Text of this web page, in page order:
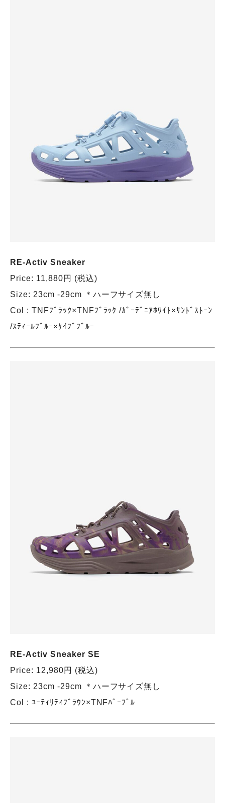
RE-Activ Sneaker
Price: 11,880円 (税込)
Size: 23cm -29cm ＊ハーフサイズ無し
Col : TNFﾌﾞﾗｯｸ×TNFﾌﾞﾗｯｸ /ｶﾞｰﾃﾞﾆｱﾎﾜｲﾄ×ｻﾝﾄﾞｽﾄｰﾝ
/ｽﾃｨｰﾙﾌﾞﾙｰ×ｹｲﾌﾞﾌﾞﾙｰ
RE-Activ Sneaker SE
Price: 12,980円 (税込)
Size: 23cm -29cm ＊ハーフサイズ無し
Col : ﾕｰﾃｨﾘﾃｨﾌﾞﾗｳﾝ×TNFﾊﾟｰﾌﾟﾙ